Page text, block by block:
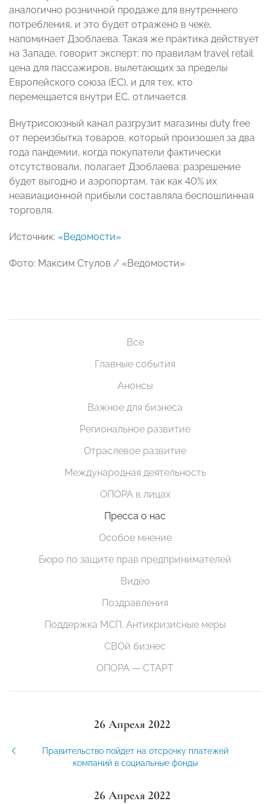
аналогично розничной продаже для внутреннего
потребления, и это будет отражено в чеке,
напоминает Дзоблаева. Такая же практика действует
на Западе, говорит эксперт: по правилам travel retail
цена для пассажиров, вылетающих за пределы
Европейского союза (ЕС), и для тех, кто
перемещается внутри ЕС, отличается.
Внутрисоюзный канал разгрузит магазины duty free
от переизбытка товаров, который произошел за два
года пандемии, когда покупатели фактически
отсутствовали, полагает Дзоблаева: разрешение
будет выгодно и аэропортам, так как 40% их
неавиационной прибыли составляла беспошлинная
торговля.
Источник: «Ведомости»
Фото: Максим Стулов / «Ведомости»
Все
Главные события
Анонсы
Важное для бизнеса
Региональное развитие
Отраслевое развитие
Международная деятельность
ОПОРА в лицах
Пресса о нас
Особое мнение
Бюро по защите прав предпринимателей
Видео
Поздравления
Поддержка МСП. Антикризисные меры
СВОй бизнес
ОПОРА — СТАРТ
26 Апреля 2022
Правительство пойдет на отсрочку платежей
компаний в социальные фонды
26 Апреля 2022